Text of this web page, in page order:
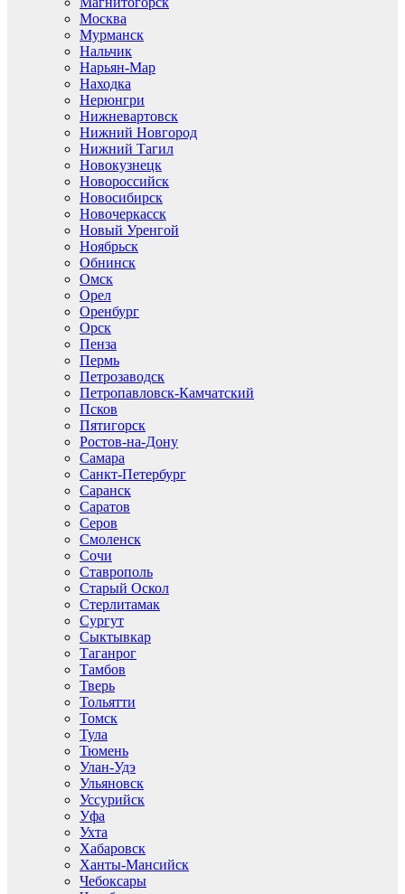
Москва
Мурманск
Нальчик
Нарьян-Мар
Находка
Нерюнгри
Нижневартовск
Нижний Новгород
Нижний Тагил
Новокузнецк
Новороссийск
Новосибирск
Новочеркасск
Новый Уренгой
Ноябрьск
Обнинск
Омск
Орел
Оренбург
Орск
Пенза
Пермь
Петрозаводск
Петропавловск-Камчатский
Псков
Пятигорск
Ростов-на-Дону
Самара
Санкт-Петербург
Саранск
Саратов
Серов
Смоленск
Сочи
Ставрополь
Старый Оскол
Стерлитамак
Сургут
Сыктывкар
Таганрог
Тамбов
Тверь
Тольятти
Томск
Тула
Тюмень
Улан-Удэ
Ульяновск
Уссурийск
Уфа
Ухта
Хабаровск
Ханты-Мансийск
Чебоксары